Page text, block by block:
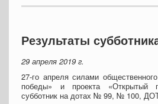
Результаты
29 апреля 2019 г.
27-го апреля силами
победы» и проекта «Открытый
субботник на дотах № 99, № 100,